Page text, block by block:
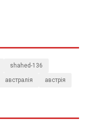
shahed-136
австралія австрія